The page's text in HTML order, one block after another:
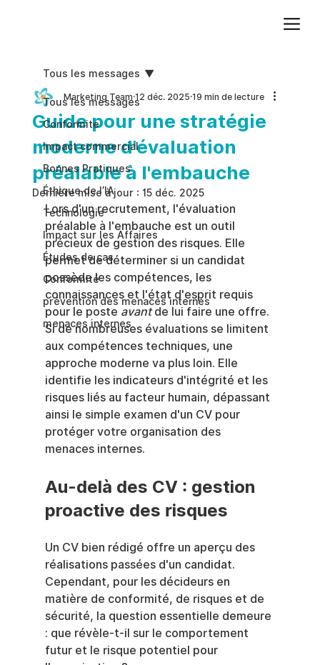
Tous les messages
Conformite
Impact commercial
Bonnes Pratiques
Éthique de l’IA
Technologie
Impact sur les Affaires
Études de cas
Conformité
prévention des menaces internes
menaces internes
Tous les messages
Guide pour une stratégie
moderne d'évaluation
préalable à l'embauche
Marketing Team 12 déc. 2025 19 min de lecture
Dernière mise à jour : 15 déc. 2025
Lors d'un recrutement, l'évaluation
préalable à l'embauche est un outil
précieux de gestion des risques. Elle
permet de déterminer si un candidat
possède les compétences, les
connaissances et l'état d'esprit requis
pour le poste avant de lui faire une offre.
Si de nombreuses évaluations se limitent
aux compétences techniques, une
approche moderne va plus loin. Elle
identifie les indicateurs d'intégrité et les
risques liés au facteur humain, dépassant
ainsi le simple examen d'un CV pour
protéger votre organisation des
menaces internes.
Au-delà des CV : gestion
proactive des risques
Un CV bien rédigé offre un aperçu des
réalisations passées d'un candidat.
Cependant, pour les décideurs en
matière de conformité, de risques et de
sécurité, la question essentielle demeure
: que révèle-t-il sur le comportement
futur et le risque potentiel pour